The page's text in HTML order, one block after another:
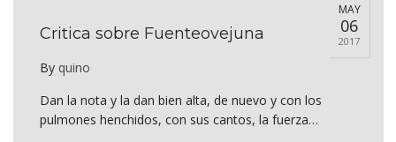
MAY
06
2017
Critica sobre Fuenteovejuna
By quino
Dan la nota y la dan bien alta, de nuevo y con los
pulmones henchidos, con sus cantos, la fuerza…